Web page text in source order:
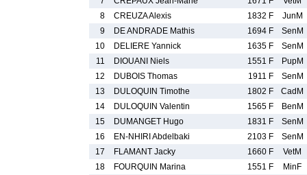
8
CREUZA Alexis 1832 F
JunM
9
DE ANDRADE Mathis 1694 F
SenM
10
DELIERE Yannick 1635 F
SenM
11
DIOUANI Niels 1551 F
PupM
12
DUBOIS Thomas 1911 F
SenM
13
DULOQUIN Timothe 1802 F
CadM
14
DULOQUIN Valentin 1565 F
BenM
15
DUMANGET Hugo 1831 F
SenM
16
EN-NHIRI Abdelbaki 2103 F
SenM
17
FLAMANT Jacky 1660 F
VetM
18
FOURQUIN Marina 1551 F
MinF